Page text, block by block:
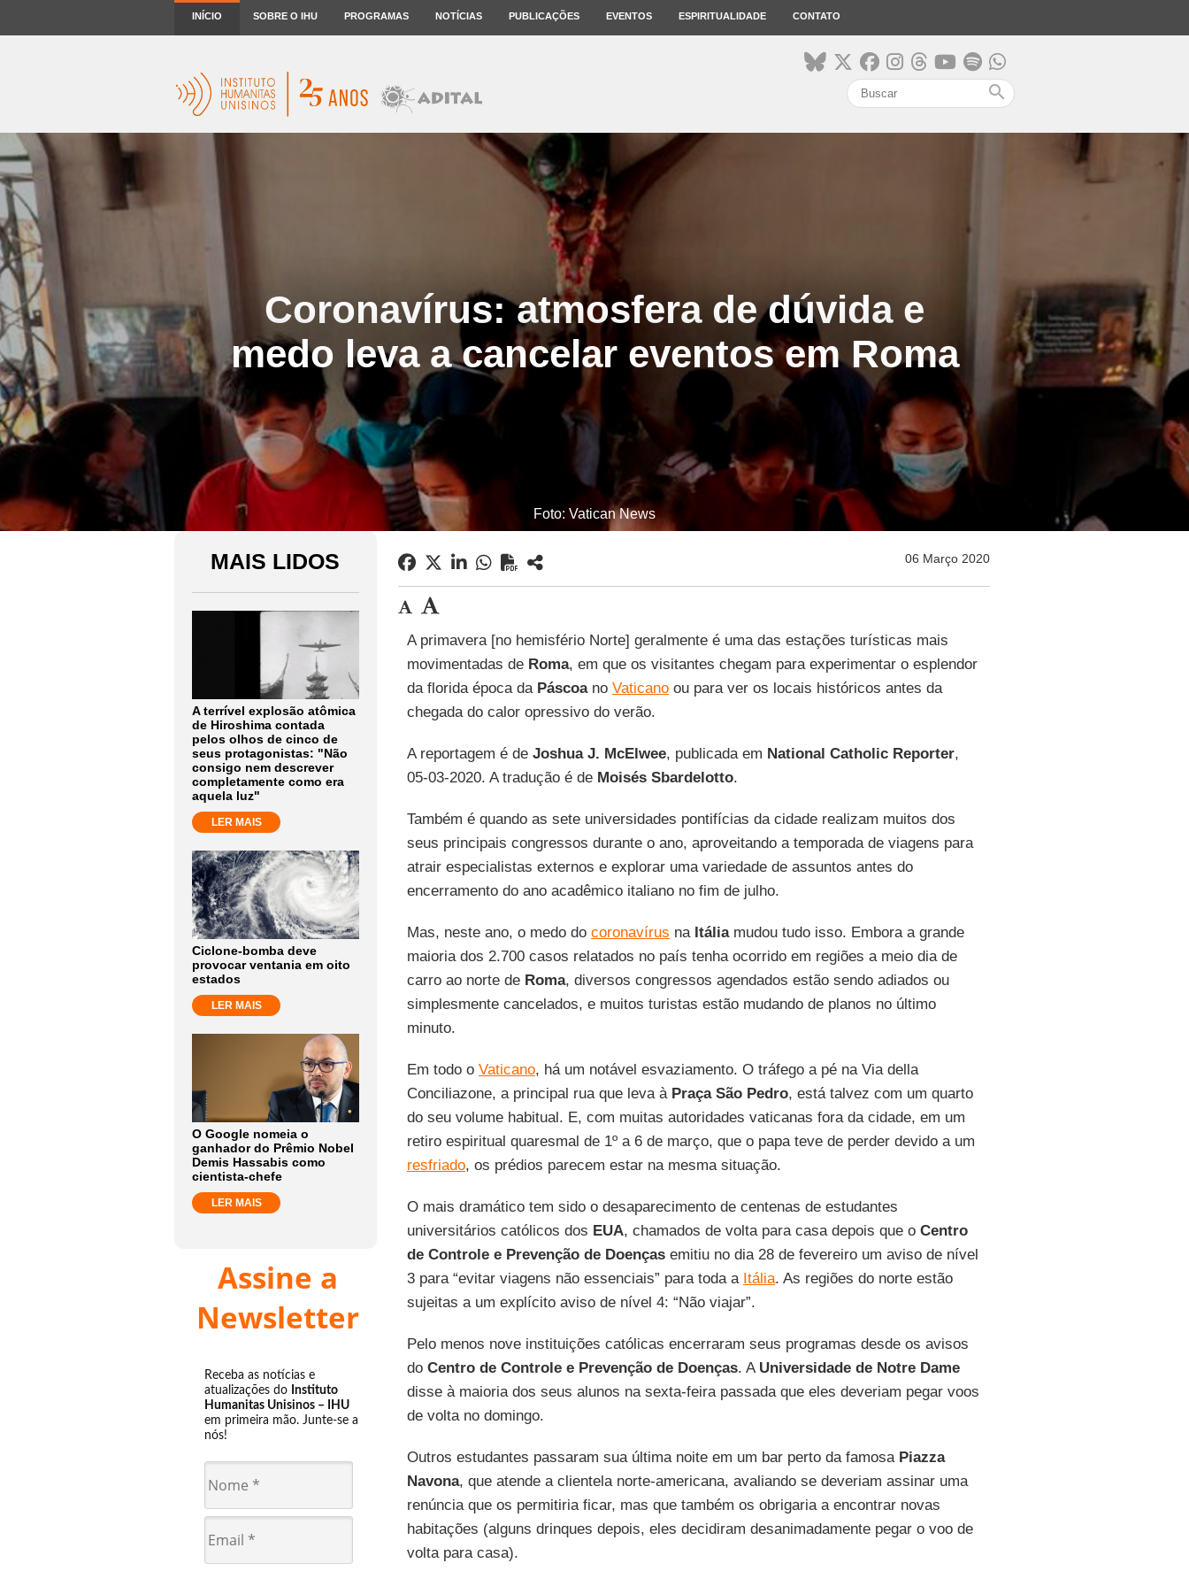
INÍCIO SOBRE O IHU PROGRAMAS NOTÍCIAS PUBLICAÇÕES EVENTOS ESPIRITUALIDADE CONTATO
search
Coronavírus: atmosfera de dúvida e
medo leva a cancelar eventos em Roma
Foto: Vatican News
MAIS LIDOS
A terrível explosão atômica
de Hiroshima contada
pelos olhos de cinco de
seus protagonistas: "Não
consigo nem descrever
completamente como era
aquela luz"
LER MAIS
Ciclone-bomba deve
provocar ventania em oito
estados
LER MAIS
O Google nomeia o
ganhador do Prêmio Nobel
Demis Hassabis como
cientista-chefe
LER MAIS
Assine a
Newsletter
Receba as notícias e
atualizações do Instituto
Humanitas Unisinos – IHU
em primeira mão. Junte-se a
nós!
06 Março 2020
A primavera [no hemisfério Norte] geralmente é uma das estações turísticas mais
movimentadas de Roma, em que os visitantes chegam para experimentar o esplendor
da florida época da Páscoano Vaticanoou para ver os locais históricos antes da
chegada do calor opressivo do verão.
A reportagem é de Joshua J. McElwee, publicada em National Catholic Reporter,
05-03-2020. A tradução é de Moisés Sbardelotto.
Também é quando as sete universidades pontifícias da cidade realizam muitos dos
seus principais congressos durante o ano, aproveitando a temporada de viagens para
atrair especialistas externos e explorar uma variedade de assuntos antes do
encerramento do ano acadêmico italiano no fim de julho.
Mas, neste ano, o medo do coronavírus na Itáliamudou tudo isso. Embora a grande
maioria dos 2.700 casos relatados no país tenha ocorrido em regiões a meio dia de
carro ao norte de Roma, diversos congressos agendados estão sendo adiados ou
simplesmente cancelados, e muitos turistas estão mudando de planos no último
minuto.
Em todo o Vaticano, há um notável esvaziamento. O tráfego a pé na Via della
Conciliazone, a principal rua que leva à Praça São Pedro, está talvez com um quarto
do seu volume habitual. E, com muitas autoridades vaticanas fora da cidade, em um
retiro espiritual quaresmal de 1º a 6 de março, que o papa teve de perder devido a um
resfriado, os prédios parecem estar na mesma situação.
O mais dramático tem sido o desaparecimento de centenas de estudantes
universitários católicos dos EUA, chamados de volta para casa depois que o Centro
de Controle e Prevenção de Doençasemitiu no dia 28 de fevereiro um aviso de nível
3 para “evitar viagens não essenciais” para toda a Itália. As regiões do norte estão
sujeitas a um explícito aviso de nível 4: “Não viajar”.
Pelo menos nove instituições católicas encerraram seus programas desde os avisos
do Centro de Controle e Prevenção de Doenças. A Universidade de Notre Dame
disse à maioria dos seus alunos na sexta-feira passada que eles deveriam pegar voos
de volta no domingo.
Outros estudantes passaram sua última noite em um bar perto da famosa Piazza
Navona, que atende a clientela norte-americana, avaliando se deveriam assinar uma
renúncia que os permitiria ficar, mas que também os obrigaria a encontrar novas
habitações (alguns drinques depois, eles decidiram desanimadamente pegar o voo de
volta para casa).